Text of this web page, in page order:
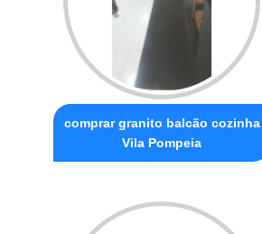
comprar granito balcão cozinha
Vila Pompeia